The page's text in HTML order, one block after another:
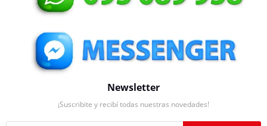
Newsletter
¡Suscribite y recibí todas nuestras novedades!